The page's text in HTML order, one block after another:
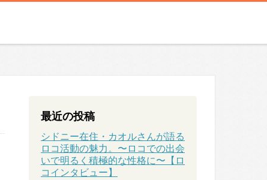
最近の投稿
シドニー在住・カオルさんが語る
ロコ活動の魅力。〜ロコでの出会
いで明るく積極的な性格に〜【ロ
コインタビュー】